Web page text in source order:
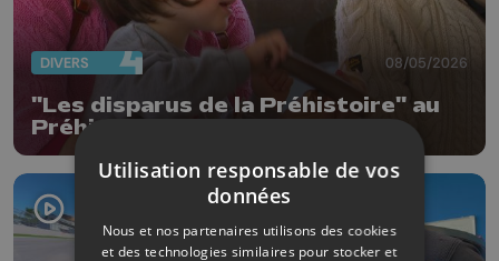
DIVERS 08/05/2026
"Les disparus de la Préhistoire" au
Préhistomuseum
Utilisation responsable de vos
données
Nous et nos partenaires utilisons des cookies
et des technologies similaires pour stocker et